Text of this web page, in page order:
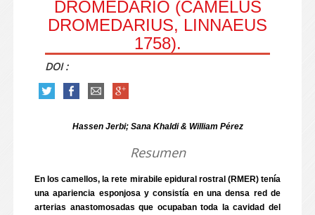
DROMEDARIO (CAMELUS
DROMEDARIUS, LINNAEUS
1758).
DOI :
Hassen Jerbi; Sana Khaldi & William Pérez
Resumen
En los camellos, la rete mirabile epidural rostral (RMER) tenía
una apariencia esponjosa y consistía en una densa red de
arterias anastomosadas que ocupaban toda la cavidad del